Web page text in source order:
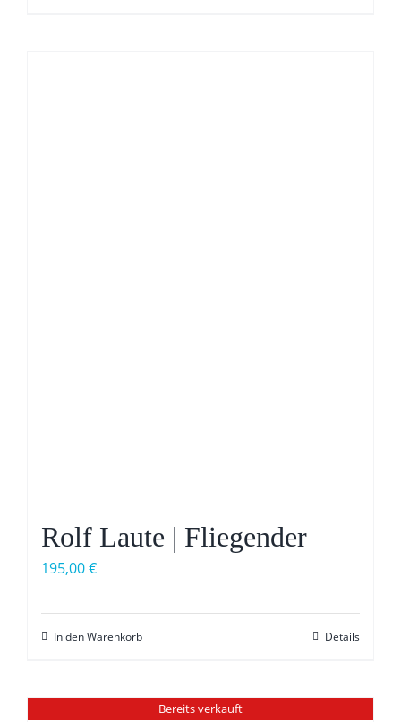
Rolf Laute | Fliegender
195,00€
In den Warenkorb Details
Bereits verkauft